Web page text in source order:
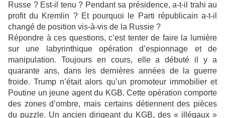
Russe ? Est-il tenu ? Pendant sa présidence, a-t-il trahi au
profit du Kremlin ? Et pourquoi le Parti républicain a-t-il
changé de position vis-à-vis de la Russie ?
Répondre à ces questions, c’est tenter de faire la lumière
sur une labyrinthique opération d’espionnage et de
manipulation. Toujours en cours, elle a débuté il y a
quarante ans, dans les dernières années de la guerre
froide. Trump n’était alors qu’un promoteur immobilier et
Poutine un jeune agent du KGB. Cette opération comporte
des zones d’ombre, mais certains détiennent des pièces
du puzzle. Un ancien dirigeant du KGB, des « illégaux »